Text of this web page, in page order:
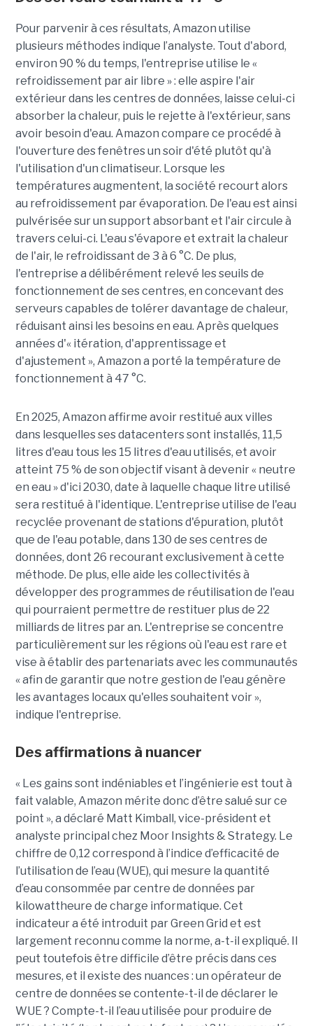
Pour parvenir à ces résultats, Amazon utilise
plusieurs méthodes indique l’analyste. Tout d'abord,
environ 90 % du temps, l'entreprise utilise le «
refroidissement par air libre » : elle aspire l'air
extérieur dans les centres de données, laisse celui-ci
absorber la chaleur, puis le rejette à l'extérieur, sans
avoir besoin d'eau. Amazon compare ce procédé à
l'ouverture des fenêtres un soir d'été plutôt qu'à
l'utilisation d'un climatiseur. Lorsque les
températures augmentent, la société recourt alors
au refroidissement par évaporation. De l'eau est ainsi
pulvérisée sur un support absorbant et l'air circule à
travers celui-ci. L'eau s'évapore et extrait la chaleur
de l'air, le refroidissant de 3 à 6 °C. De plus,
l'entreprise a délibérément relevé les seuils de
fonctionnement de ses centres, en concevant des
serveurs capables de tolérer davantage de chaleur,
réduisant ainsi les besoins en eau. Après quelques
années d'« itération, d'apprentissage et
d'ajustement », Amazon a porté la température de
fonctionnement à 47 °C.
En 2025, Amazon affirme avoir restitué aux villes
dans lesquelles ses datacenters sont installés, 11,5
litres d'eau tous les 15 litres d'eau utilisés, et avoir
atteint 75 % de son objectif visant à devenir « neutre
en eau » d'ici 2030, date à laquelle chaque litre utilisé
sera restitué à l'identique. L'entreprise utilise de l'eau
recyclée provenant de stations d'épuration, plutôt
que de l'eau potable, dans 130 de ses centres de
données, dont 26 recourant exclusivement à cette
méthode. De plus, elle aide les collectivités à
développer des programmes de réutilisation de l'eau
qui pourraient permettre de restituer plus de 22
milliards de litres par an. L'entreprise se concentre
particulièrement sur les régions où l'eau est rare et
vise à établir des partenariats avec les communautés
« afin de garantir que notre gestion de l'eau génère
les avantages locaux qu'elles souhaitent voir »,
indique l'entreprise.
Des affirmations à nuancer
« Les gains sont indéniables et l’ingénierie est tout à
fait valable, Amazon mérite donc d’être salué sur ce
point », a déclaré Matt Kimball, vice-président et
analyste principal chez Moor Insights & Strategy. Le
chiffre de 0,12 correspond à l’indice d’efficacité de
l’utilisation de l’eau (WUE), qui mesure la quantité
d’eau consommée par centre de données par
kilowattheure de charge informatique. Cet
indicateur a été introduit par Green Grid et est
largement reconnu comme la norme, a-t-il expliqué. Il
peut toutefois être difficile d’être précis dans ces
mesures, et il existe des nuances : un opérateur de
centre de données se contente-t-il de déclarer le
WUE ? Compte-t-il l’eau utilisée pour produire de